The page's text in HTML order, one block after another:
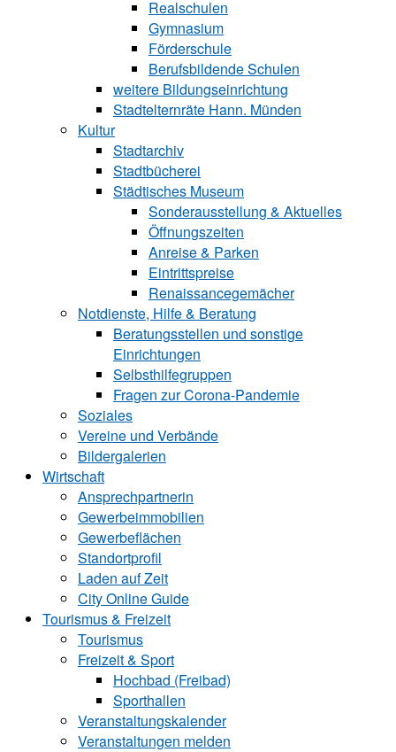
Realschulen
Gymnasium
Förderschule
Berufsbildende Schu‍len
weitere Bildungseinrichtung
Stadtelternräte Hann. Münden
Kultur
Stadtarchiv
Stadtbücherei
Städtisches Museum
Sonderausstellung & Aktuelles
Öffnungszeiten
Anreise & Parken
Eintrittspreise
Renaissancegemächer
Notdienste, Hilfe & Be‍ra‍tung
Beratungsstellen und sonstige
Einrichtungen
Selbsthilfegruppen
Fragen zur Corona-Pandemie
Soziales
Vereine und Verbände
Bildergalerien
Wirtschaft
Ansprechpartnerin
Gewerbeimmobilien
Gewerbeflächen
Standortprofil
Laden auf Zeit
City Online Guide
Tourismus & Freizeit
Tourismus
Freizeit & Sport
Hochbad (Freibad)
Sporthallen
Veranstaltungskalender
Veranstaltungen melden